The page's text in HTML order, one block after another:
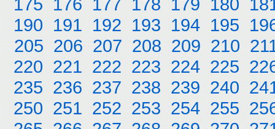
175 176 177 178 179 180
190 191 192 193 194 195
205 206 207 208 209 210
220 221 222 223 224 225
235 236 237 238 239 240
250 251 252 253 254 255